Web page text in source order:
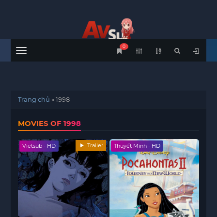
Menu
0
Trang chủ »1998
MOVIES OF 1998
Vietsub - HD Trailer Thuyết Minh - HD